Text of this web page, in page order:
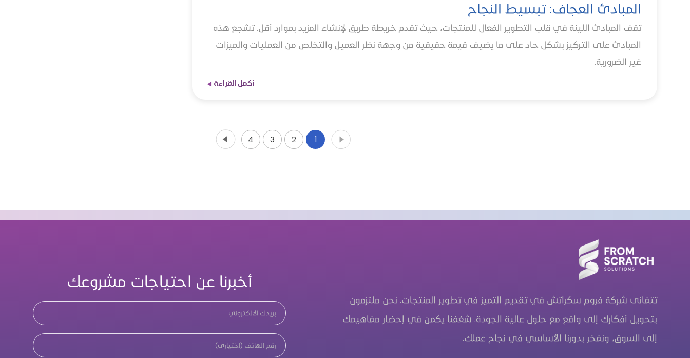
المبادئ العجاف: تبسيط النجاح
تقف المبادئ اللينة في قلب التطوير الفعال للمنتجات، حيث تقدم خريطة طريق لإنشاء المزيد بموارد أقل. تشجع هذه
المبادئ على التركيز بشكل حاد على ما يضيف قيمة حقيقية من وجهة نظر العميل والتخلص من العمليات والميزات
غير الضرورية.
أكمل القراءة
1
2
3
4
تتفانى شركة فروم سكراتش في تقديم التميز في تطوير المنتجات. نحن ملتزمون
بتحويل أفكارك إلى واقع مع حلول عالية الجودة. شغفنا يكمن في إحضار مفاهيمك
إلى السوق، ونفخر بدورنا الأساسي في نجاح عملك.
أخبرنا عن احتياجات مشروعك